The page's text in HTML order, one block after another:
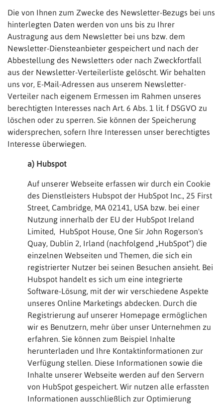
Die von Ihnen zum Zwecke des Newsletter-Bezugs bei uns
hinterlegten Daten werden von uns bis zu Ihrer
Austragung aus dem Newsletter bei uns bzw. dem
Newsletter-Diensteanbieter gespeichert und nach der
Abbestellung des Newsletters oder nach Zweckfortfall
aus der Newsletter-Verteilerliste gelöscht. Wir behalten
uns vor, E-Mail-Adressen aus unserem Newsletter-
Verteiler nach eigenem Ermessen im Rahmen unseres
berechtigten Interesses nach Art. 6 Abs. 1 lit. f DSGVO zu
löschen oder zu sperren. Sie können der Speicherung
widersprechen, sofern Ihre Interessen unser berechtigtes
Interesse überwiegen.
a) Hubspot
Auf unserer Webseite erfassen wir durch ein Cookie
des Dienstleisters Hubspot der HubSpot Inc., 25 First
Street, Cambridge, MA 02141, USA bzw. bei einer
Nutzung innerhalb der EU der HubSpot Ireland
Limited, HubSpot House, One Sir John Rogerson's
Quay, Dublin 2, Irland (nachfolgend „HubSpot“) die
einzelnen Webseiten und Themen, die sich ein
registrierter Nutzer bei seinen Besuchen ansieht. Bei
Hubspot handelt es sich um eine integrierte
Software-Lösung, mit der wir verschiedene Aspekte
unseres Online Marketings abdecken. Durch die
Registrierung auf unserer Homepage ermöglichen
wir es Benutzern, mehr über unser Unternehmen zu
erfahren. Sie können zum Beispiel Inhalte
herunterladen und Ihre Kontaktinformationen zur
Verfügung stellen. Diese Informationen sowie die
Inhalte unserer Webseite werden auf den Servern
von HubSpot gespeichert. Wir nutzen alle erfassten
Informationen ausschließlich zur Optimierung